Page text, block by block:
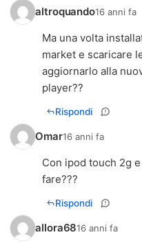
altroquando16 anni fa
Ma una volta
market e scaricare
aggiornarlo alla
player??
Rispondi
Omar16 anni fa
Con ipod touch 2g
fare???
Rispondi
allora6816 anni fa